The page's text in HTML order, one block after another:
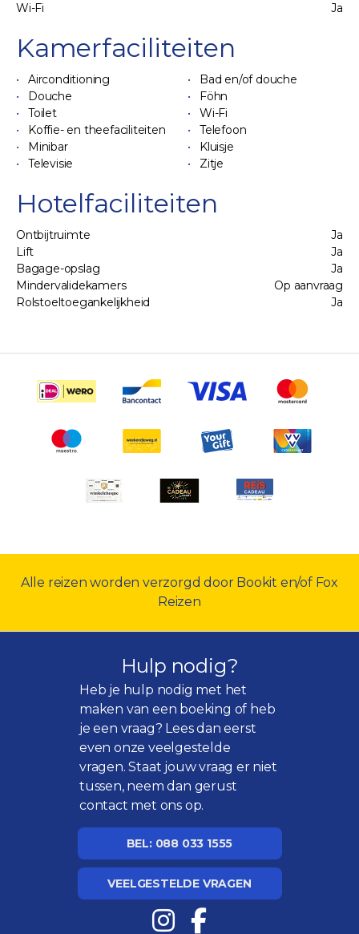
Wi-Fi Ja
Kamerfaciliteiten
Airconditioning
Bad en/of douche
Douche
Föhn
Toilet
Wi-Fi
Koffie- en theefaciliteiten
Telefoon
Minibar
Kluisje
Televisie
Zitje
Hotelfaciliteiten
Ontbijtruimte
Ja
Lift
Ja
Bagage-opslag
Ja
Mindervalidekamers
Op aanvraag
Rolstoeltoegankelijkheid
Ja
Alle reizen worden verzorgd door Bookit en/of Fox
Reizen
Hulp nodig?
Heb je hulp nodig met het
maken van een boeking of heb
je een vraag? Lees dan eerst
even onzeveelgestelde
vragen. Staat jouw vraag er niet
tussen, neem dan gerust
contact met ons op.
BEL: 088 033 1555
VEELGESTELDE VRAGEN